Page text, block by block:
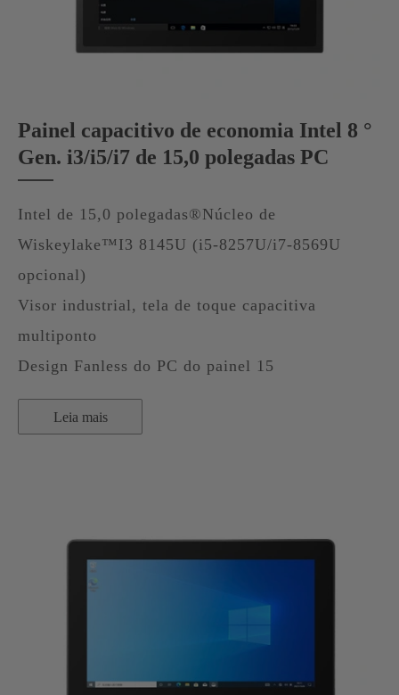
Painel capacitivo de economia Intel 8 °
Gen. i3/i5/i7 de 15,0 polegadas PC
Intel de 15,0 polegadas®Núcleo de
Wiskeylake™I3 8145U (i5-8257U/i7-8569U
opcional)
Visor industrial, tela de toque capacitiva
multiponto
Design Fanless do PC do painel 15
Leia mais